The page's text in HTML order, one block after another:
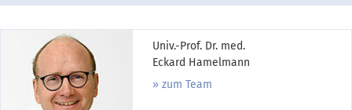
Univ.-Prof. Dr. med.
Eckard Hamelmann
zum Team